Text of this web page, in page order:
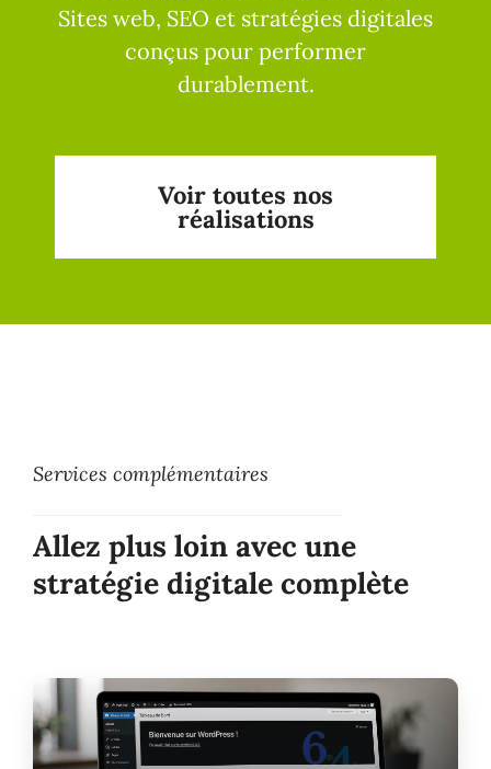
Sites web, SEO et stratégies digitales
conçus pour performer
durablement.
Voir toutes nos
réalisations
Services complémentaires
Allez plus loin avec une
stratégie digitale complète